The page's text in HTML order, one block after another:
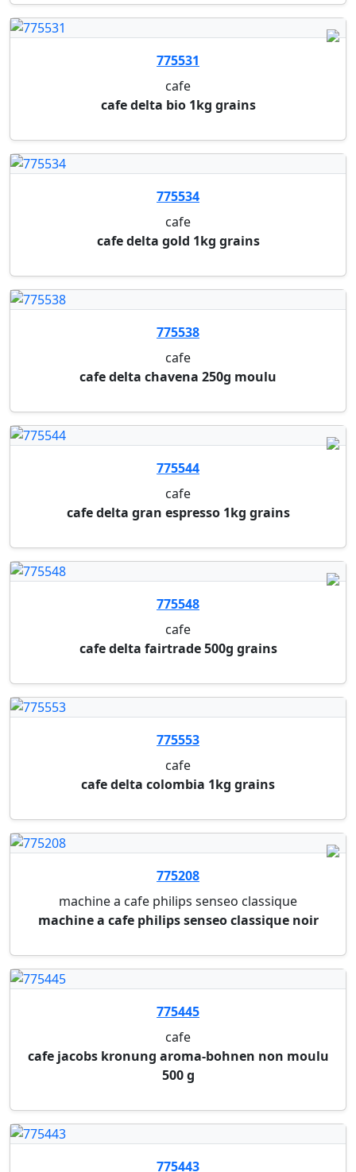
cafe delta bio 1kg grains
775534
cafe
775538
cafe
cafe delta chavena 250g moulu
775544
cafe
cafe delta gran espresso 1kg grains
cafe delta fairtrade 500g grains
775553
machine a cafe philips senseo classique noir
775445
775443
775444
cafe
cafe jacobs kronung mild moulu 500 g